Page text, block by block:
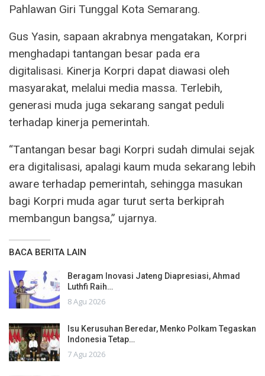
Pahlawan Giri Tunggal Kota Semarang.
Gus Yasin, sapaan akrabnya mengatakan, Korpri
menghadapi tantangan besar pada era
digitalisasi. Kinerja Korpri dapat diawasi oleh
masyarakat, melalui media massa. Terlebih,
generasi muda juga sekarang sangat peduli
terhadap kinerja pemerintah.
“Tantangan besar bagi Korpri sudah dimulai sejak
era digitalisasi, apalagi kaum muda sekarang lebih
aware terhadap pemerintah, sehingga masukan
bagi Korpri muda agar turut serta berkiprah
membangun bangsa,” ujarnya.
BACA BERITA LAIN
Beragam Inovasi Jateng Diapresiasi, Ahmad
Luthfi Raih…
8 Agu 2026
Isu Kerusuhan Beredar, Menko Polkam Tegaskan
Indonesia Tetap…
7 Agu 2026